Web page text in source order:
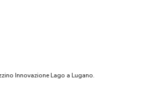
Innovazione Lago a Lugano.